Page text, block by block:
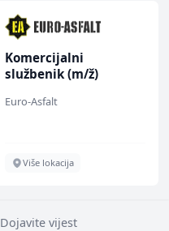
Komercijalni
službenik (m/ž)
Euro-Asfalt
Više lokacija
Dojavite vijest